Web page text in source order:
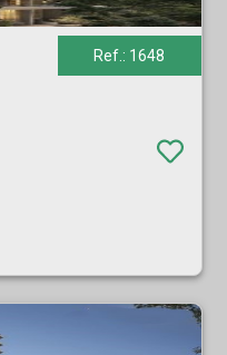
Ref.: 1648